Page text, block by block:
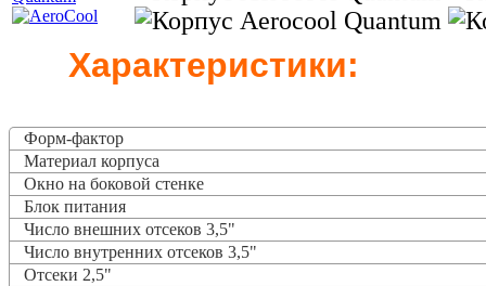
Характеристики:
Форм-фактор
Материал корпуса
Окно на боковой стенке
Блок питания
Число внешних отсеков 3,5"
Число внутренних отсеков 3,5"
Отсеки 2,5"